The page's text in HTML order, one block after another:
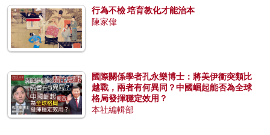
行為不檢 培育教化才能治本
陳家偉
國際關係學者孔永樂博士：將美伊衝突類比
越戰，兩者有何異同？中國崛起能否為全球
格局發揮穩定效用？
本社編輯部